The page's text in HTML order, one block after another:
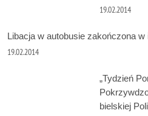
19.02.2014
Libacja w autobusie zakończona
19.02.2014
„Tydzień
bielskiej